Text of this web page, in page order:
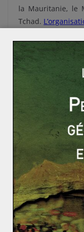
la Mauritanie, le
Tchad.
coopération
développement et
Le pilier
coordonner les
grands
sécurité repose
lancée en 2017.
bataillons issus
couvrir les
la majorité des
souffrir des
nationales. Le
défiance entre